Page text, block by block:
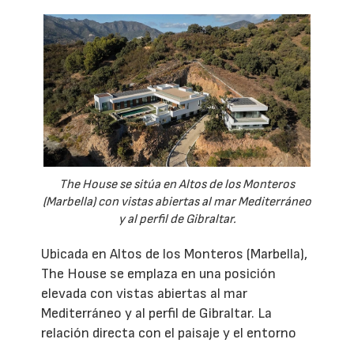
The House se sitúa en Altos de los Monteros
(Marbella) con vistas abiertas al mar Mediterráneo
y al perfil de Gibraltar.
Ubicada en Altos de los Monteros (Marbella),
The House se emplaza en una posición
elevada con vistas abiertas al mar
Mediterráneo y al perfil de Gibraltar. La
relación directa con el paisaje y el entorno